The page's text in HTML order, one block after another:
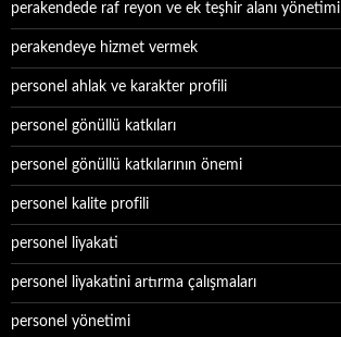
perakendede raf reyon ve ek teşhir alanı yönetimi
perakendeye hizmet vermek
personel ahlak ve karakter profili
personel gönüllü katkıları
personel gönüllü katkılarının önemi
personel kalite profili
personel liyakati
personel liyakatini artırma çalışmaları
personel yönetimi